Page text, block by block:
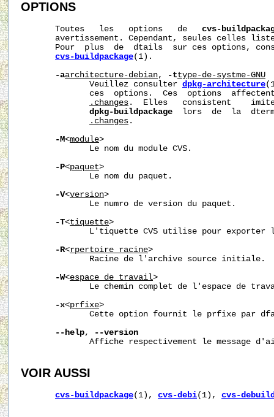
OPTIONS
       Toutes   les   options   de
cvs-
avertissement. Cependant, seules celles
Pour  plus  de  dtails  sur ces options,
cvs-buildpackage(1).
-aarchitecture-debian, -ttype-de-systme-GNU
              Veuillez consulter
dpkg-architecture
ces  options.  Ces  options
.changes .  Elles   consistent
dpkg-buildpackage
lors  de  la
.changes .
-M<module>
              Le nom du module CVS.
-P<paquet>
              Le nom du paquet.
-V<version>
              Le numro de version du paquet.
-T<tiquette>
L'tiquette CVS utilise pour exporter
-R<rpertoire_racine>
              Racine de l'archive source initiale.
-W<espace_de_travail>
Le chemin complet de l'espace de
-x<prfixe>
Cette option fournit le prfixe par
--help,
--version
Affiche respectivement le message
VOIR AUSSI
cvs-buildpackage(1), cvs-debi(1), cvs-